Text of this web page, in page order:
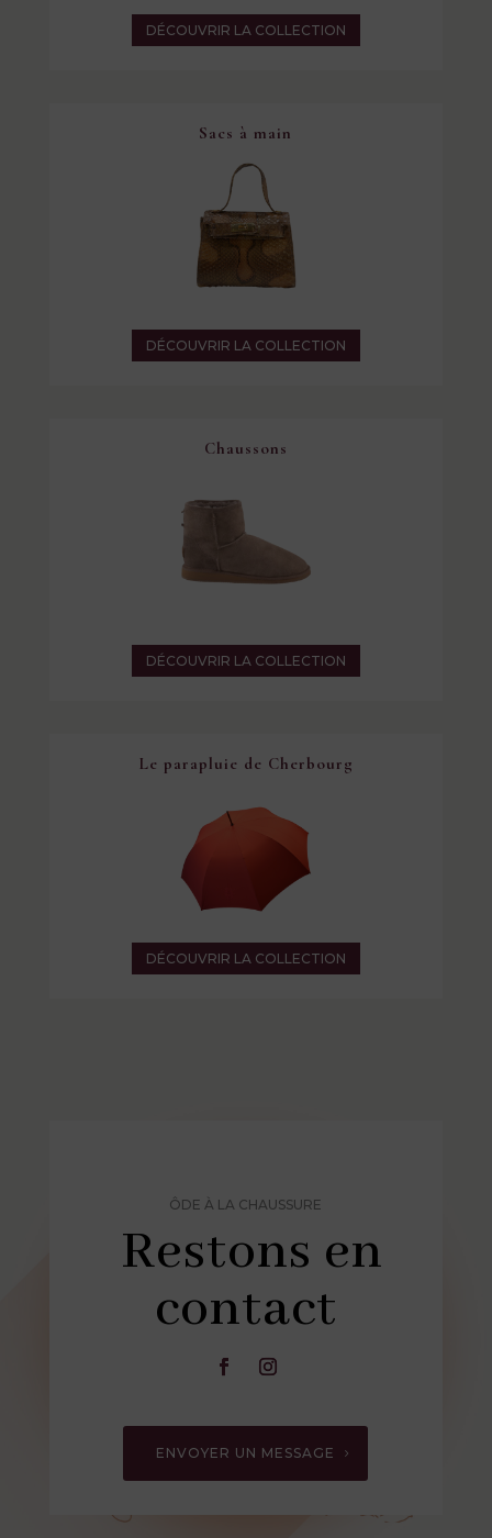
DÉCOUVRIR LA COLLECTION
Sacs à main
DÉCOUVRIR LA COLLECTION
Chaussons
DÉCOUVRIR LA COLLECTION
Le parapluie de Cherbourg
DÉCOUVRIR LA COLLECTION
ÔDE À LA CHAUSSURE
Restons en
contact
ENVOYER UN MESSAGE